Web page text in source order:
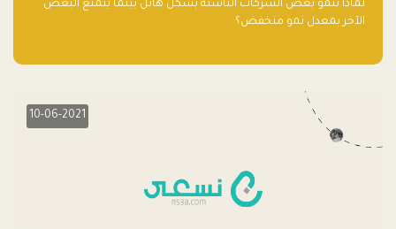
لماذا تنمو بعض الشركات الناشئة بشكل هائل بينما يتمتع البعض
الآخر بمعدل نمو منخفض؟
10-06-2021